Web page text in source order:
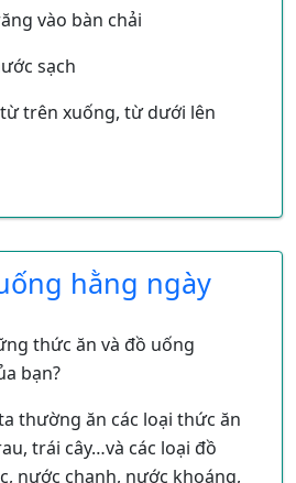
trẻ em có 20 chiếc gọi là
viễn. Nếu răng vĩnh viễn
vào bàn chải
sạch
trên xuống, từ dưới lên
hằng ngày
thức ăn và đồ uống
bạn?
thường ăn các loại thức ăn
trái cây…và các loại đồ
nước chanh, nước khoáng,